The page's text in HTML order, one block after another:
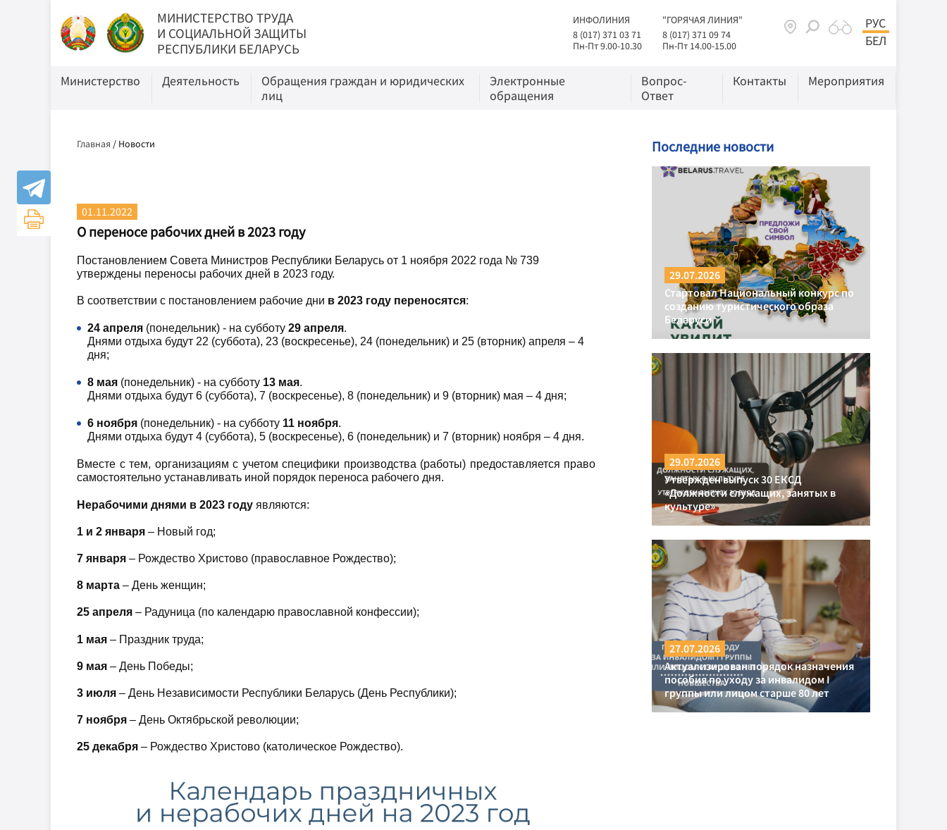
МИНИСТЕРСТВО ТРУДА
И СОЦИАЛЬНОЙ ЗАЩИТЫ
РЕСПУБЛИКИ БЕЛАРУСЬ
ИНФОЛИНИЯ
8 (017) 371 03 71
Пн-Пт 9.00-10.30
"ГОРЯЧАЯ ЛИНИЯ"
8 (017) 371 09 74
Пн-Пт 14.00-15.00
РУС
БЕЛ
Министерство Деятельность
Обращения граждан и юридических
лиц
Электронные
обращения
Вопрос-
Ответ
Контакты Мероприятия
Главная / Новости
01.11.2022
О переносе рабочих дней в 2023 году
Постановлением Совета Министров Республики Беларусь от 1 ноября 2022 года № 739
утверждены переносы рабочих дней в 2023 году.
В соответствии с постановлением рабочие дни в 2023 году переносятся:
24 апреля (понедельник) - на субботу 29 апреля.
Днями отдыха будут 22 (суббота), 23 (воскресенье), 24 (понедельник) и 25 (вторник) апреля – 4
дня;
8 мая (понедельник) - на субботу 13 мая.
Днями отдыха будут 6 (суббота), 7 (воскресенье), 8 (понедельник) и 9 (вторник) мая – 4 дня;
6 ноября (понедельник) - на субботу 11 ноября.
Днями отдыха будут 4 (суббота), 5 (воскресенье), 6 (понедельник) и 7 (вторник) ноября – 4 дня.
Вместе с тем, организациям с учетом специфики производства (работы) предоставляется право
самостоятельно устанавливать иной порядок переноса рабочего дня.
Нерабочими днями в 2023 году являются:
1 и 2 января – Новый год;
7 января – Рождество Христово (православное Рождество);
8 марта – День женщин;
25 апреля – Радуница (по календарю православной конфессии);
1 мая – Праздник труда;
9 мая – День Победы;
3 июля – День Независимости Республики Беларусь (День Республики);
7 ноября – День Октябрьской революции;
25 декабря – Рождество Христово (католическое Рождество).
Последние новости
29.07.2026
Стартовал Национальный конкурс по
созданию туристического образа
Беларуси
29.07.2026
Утвержден выпуск 30 ЕКСД
«Должности служащих, занятых в
культуре»
27.07.2026
Актуализирован порядок назначения
пособия по уходу за инвалидом I
группы или лицом старше 80 лет